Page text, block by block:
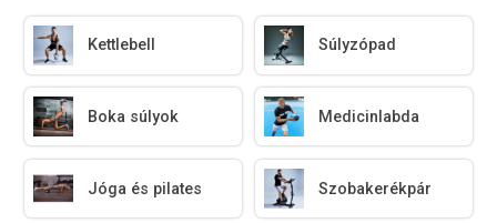
Kettlebell Súlyzópad
Boka súlyok Medicinlabda
Jóga és pilates Szobakerékpár